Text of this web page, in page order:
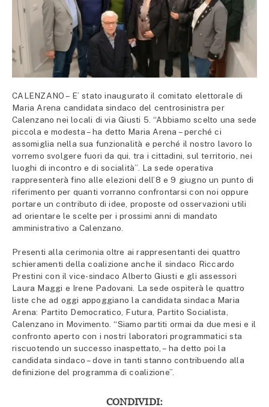
CALENZANO – E’ stato inaugurato il comitato elettorale di
Maria Arena candidata sindaco del centrosinistra per
Calenzano nei locali di via Giusti 5. “Abbiamo scelto una sede
piccola e modesta – ha detto Maria Arena – perché ci
assomiglia nella sua funzionalità e perché il nostro lavoro lo
vorremo svolgere fuori da qui, tra i cittadini, sul territorio, nei
luoghi di incontro e di socialità”. La sede operativa
rappresenterà fino alle elezioni dell’8 e 9 giugno un punto di
riferimento per quanti vorranno confrontarsi con noi oppure
portare un contributo di idee, proposte od osservazioni utili
ad orientare le scelte per i prossimi anni di mandato
amministrativo a Calenzano.
Presenti alla cerimonia oltre ai rappresentanti dei quattro
schieramenti della coalizione anche il sindaco Riccardo
Prestini con il vice-sindaco Alberto Giusti e gli assessori
Laura Maggi e Irene Padovani. La sede ospiterà le quattro
liste che ad oggi appoggiano la candidata sindaca Maria
Arena: Partito Democratico, Futura, Partito Socialista,
Calenzano in Movimento. “Siamo partiti ormai da due mesi e il
confronto aperto con i nostri laboratori programmatici sta
riscuotendo un successo inaspettato, – ha detto poi la
candidata sindaco – dove in tanti stanno contribuendo alla
definizione del programma di coalizione”.
CONDIVIDI: